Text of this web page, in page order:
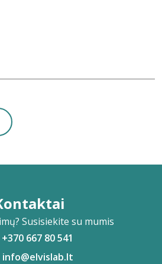
Susisiekite su mumis
+370 667 80 541
info@elvislab.lt